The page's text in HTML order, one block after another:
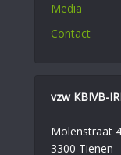
Media
Contact
vzw KBIVB-
Molenstraat
3300 Tienen